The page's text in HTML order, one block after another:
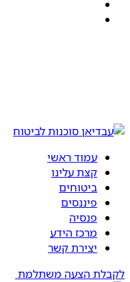
עמוד ראשי
קצת עלינו
ביטוחים
פיננסים
פנסיה
מרכז הידע
יצירת קשר
לקבלת הצעה משתלמת